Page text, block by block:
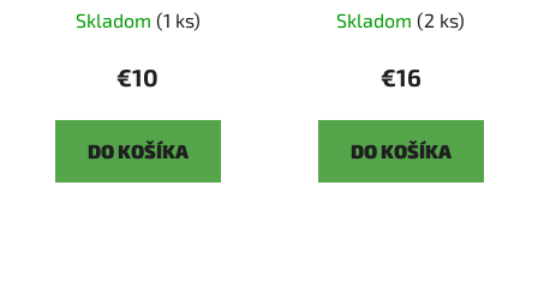
Skladom (1 ks)
€10
DO KOŠÍKA
Skladom (2 ks)
€16
DO KOŠÍKA